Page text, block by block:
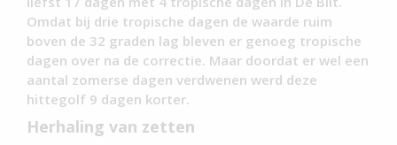
Omdat bij drie tropische dagen de waarde ruim
boven de 32 graden lag bleven er genoeg tropische
dagen over na de correctie. Maar doordat er wel een
aantal zomerse dagen verdwenen werd deze
hittegolf 9 dagen korter.
Herhaling van zetten